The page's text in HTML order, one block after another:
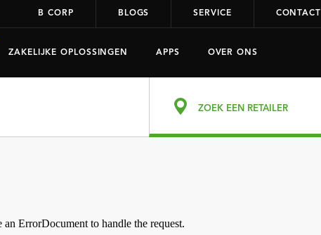
B CORP BLOGS SERVICE CONTACT
ZAKELIJKE OPLOSSINGEN APPS OVER ONS
ZOEK EEN RETAILER